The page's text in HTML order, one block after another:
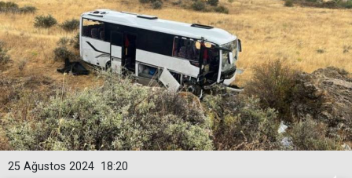
18:20
25 Ağustos 2024